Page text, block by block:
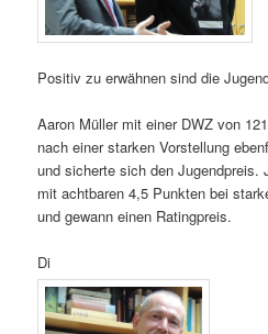
Positiv zu erwähnen sind die
Aaron Müller mit einer DWZ von
nach einer starken Vorstellung
und sicherte sich den Jugendpreis.
mit achtbaren 4,5 Punkten bei
und gewann einen Ratingpreis.
Di